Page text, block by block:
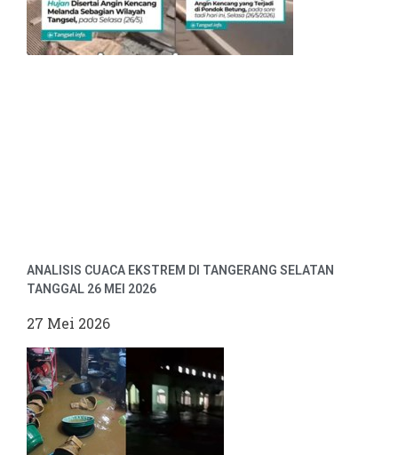
ANALISIS CUACA EKSTREM DI TANGERANG SELATAN
TANGGAL 26 MEI 2026
27 Mei 2026